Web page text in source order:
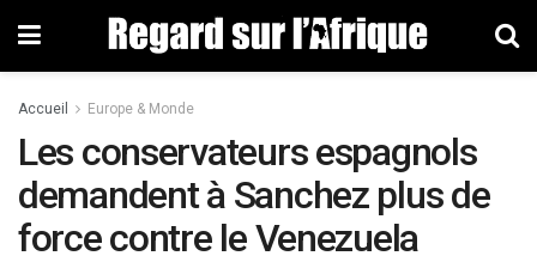
Accueil Europe & Monde
Les conservateurs espagnols
demandent à Sanchez plus de
force contre le Venezuela